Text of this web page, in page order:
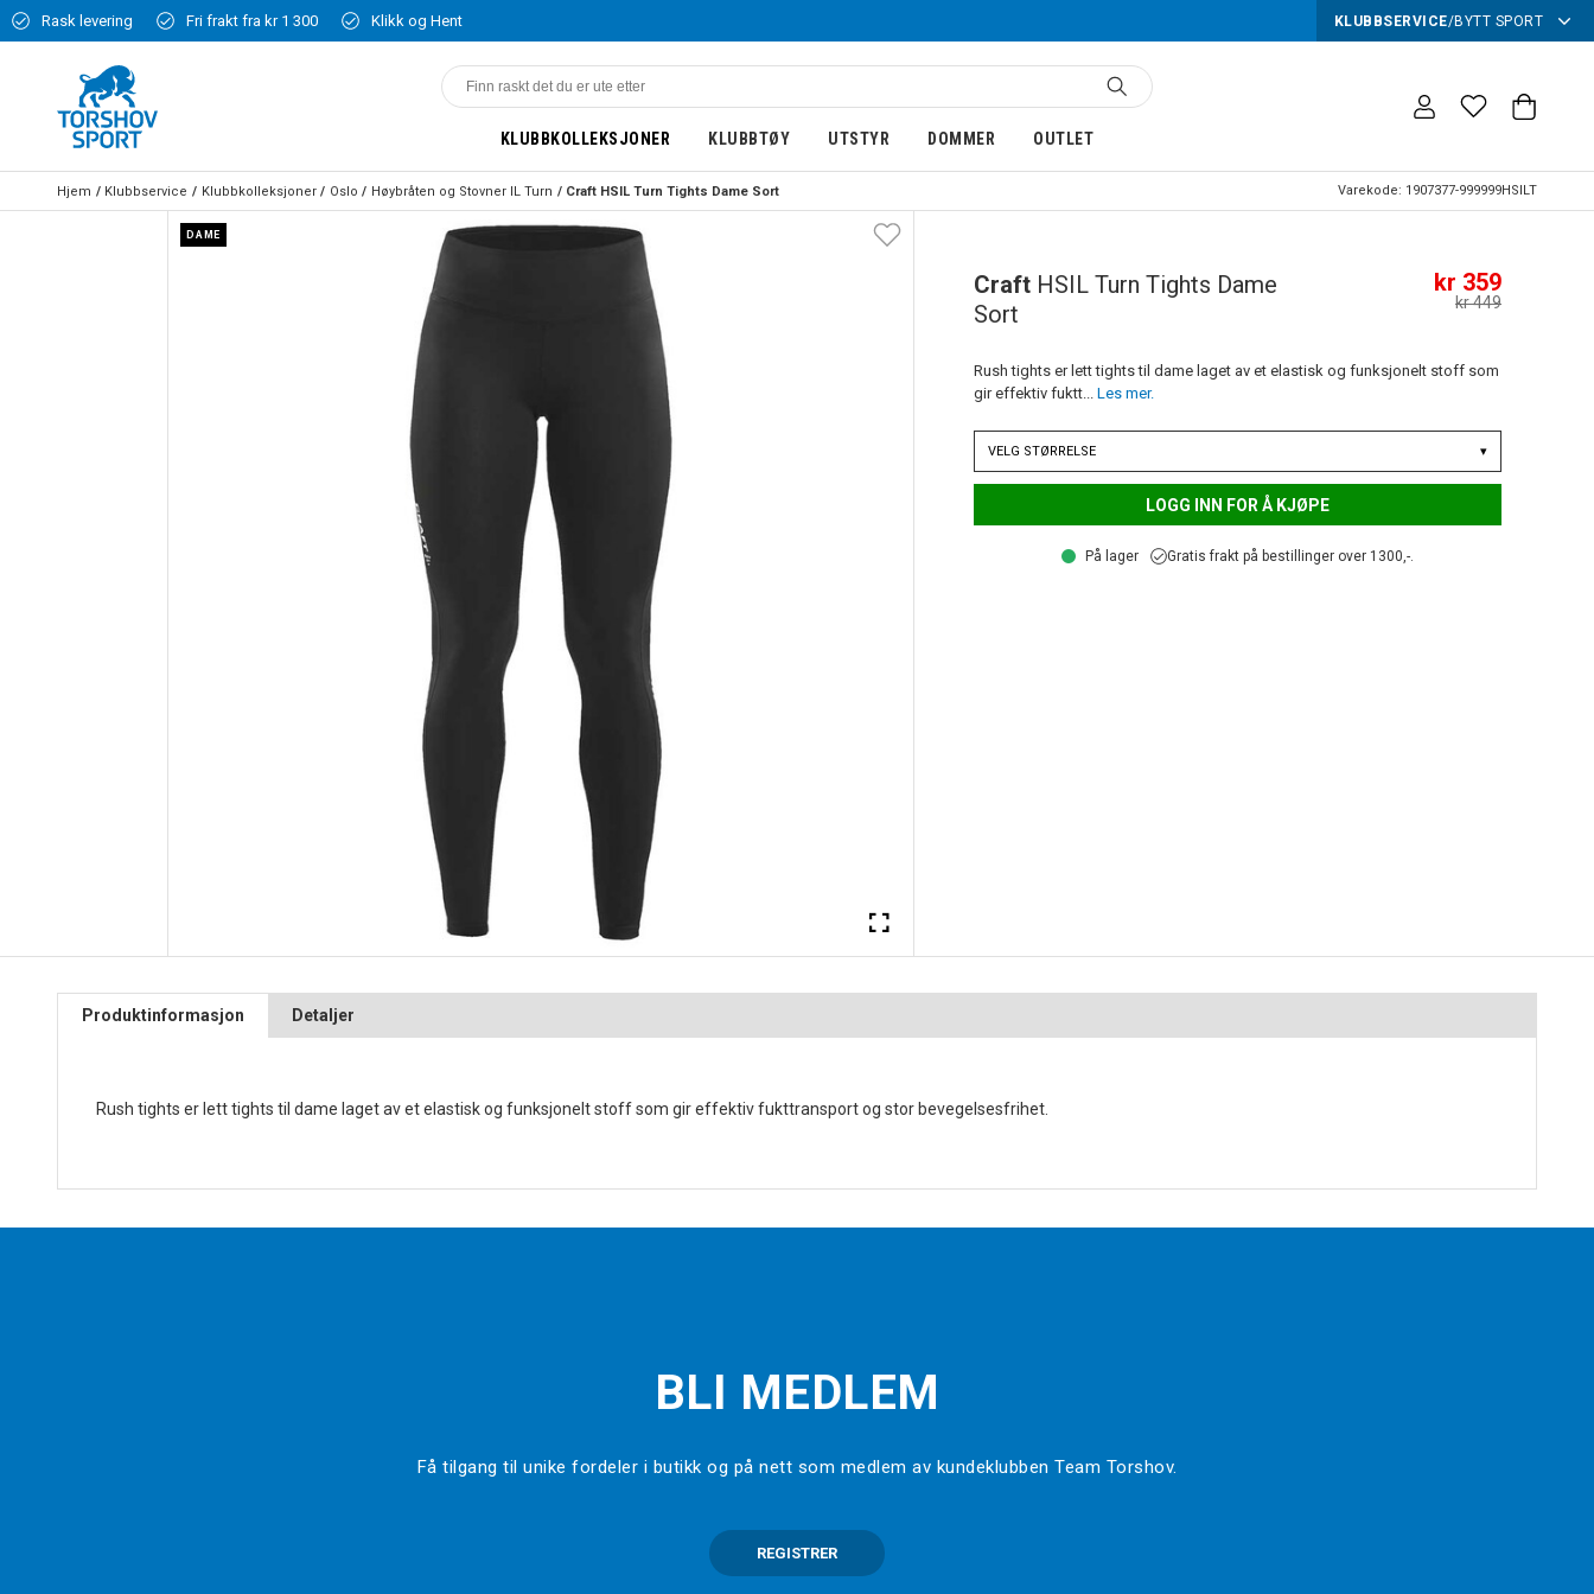
Rask levering Fri frakt fra kr 1 300 Klikk og Hent KLUBBSERVICE/BYTT SPORT
KLUBBKOLLEKSJONER KLUBBTØY UTSTYR DOMMER OUTLET
Hjem Klubbservice Klubbkolleksjoner Oslo Høybråten og Stovner IL Turn Craft HSIL Turn Tights Dame Sort Varekode: 1907377-999999HSILT
DAME
Craft HSIL Turn Tights Dame
Sort
kr 359
kr 449
Rush tights er lett tights til dame laget av et elastisk og funksjonelt stoff som
gir effektiv fuktt... Les mer.
VELG STØRRELSE ▾
LOGG INN FOR Å KJØPE
På lager Gratis frakt på bestillinger over 1300,-.
Produktinformasjon Detaljer
Rush tights er lett tights til dame laget av et elastisk og funksjonelt stoff som gir effektiv fukttransport og stor bevegelsesfrihet.
BLI MEDLEM
Få tilgang til unike fordeler i butikk og på nett som medlem av kundeklubben Team Torshov.
REGISTRER